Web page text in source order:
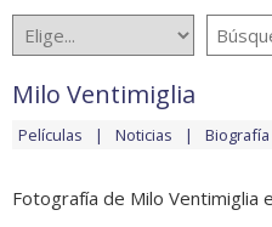
Milo Ventimiglia
Películas Noticias Biografía
Fotografía de Milo Ventimiglia